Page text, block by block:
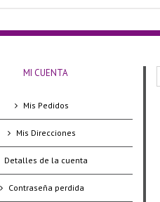
MI CUENTA
Mis Pedidos
Mis Direcciones
Detalles de la cuenta
Contraseña perdida